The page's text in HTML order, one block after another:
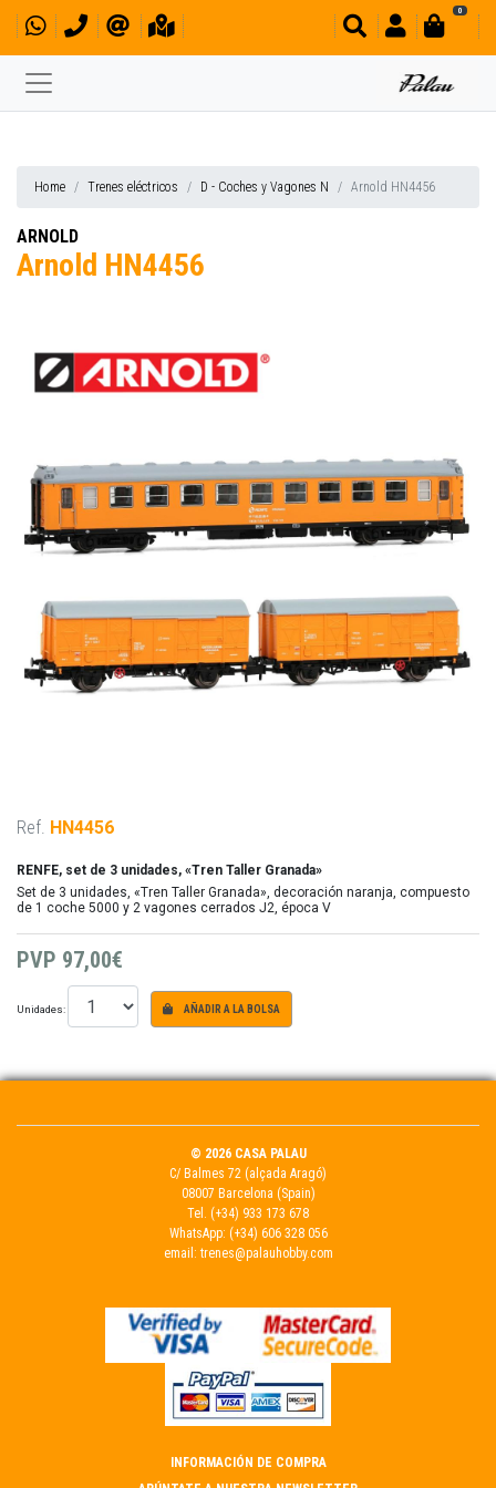
0
Home Trenes eléctricos D - Coches y Vagones N Arnold HN4456
ARNOLD
Arnold HN4456
Ref. HN4456
RENFE, set de 3 unidades, «Tren Taller Granada»
Set de 3 unidades, «Tren Taller Granada», decoración naranja, compuesto
de 1 coche 5000 y 2 vagones cerrados J2, época V
PVP 97,00€
Unidades: AÑADIR A LA BOLSA
© 2026 CASA PALAU
C/ Balmes 72 (alçada Aragó)
08007 Barcelona (Spain)
Tel. (+34) 933 173 678
WhatsApp: (+34) 606 328 056
email: trenes@palauhobby.com
INFORMACIÓN DE COMPRA